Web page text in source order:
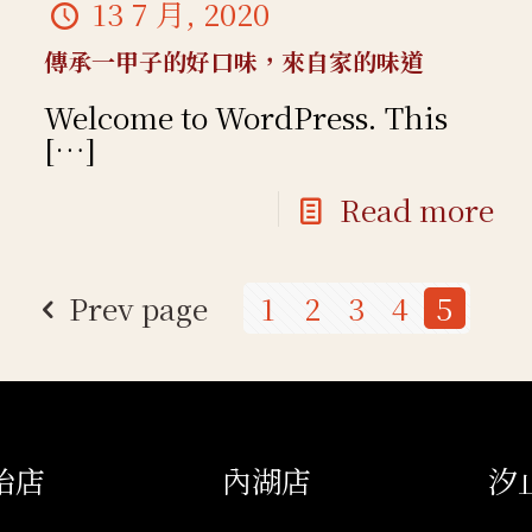
13 7 月, 2020
傳承一甲子的好口味，來自家的味道
Welcome to WordPress. This
[…]
Read more
Prev page 1 2 3 4 5
店 內湖店 汐